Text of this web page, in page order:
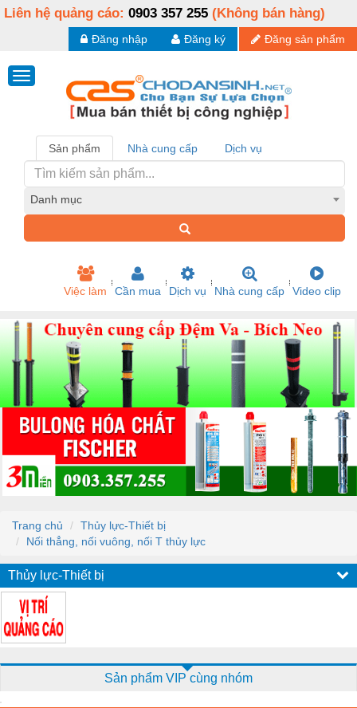
Liên hệ quảng cáo: 0903 357 255 (Không bán hàng)
Đăng sản phẩm
Đăng ký
Đăng nhập
Sản phẩm Nhà cung cấp Dịch vụ
Danh mục
Việc làm Cần mua Dịch vụ Nhà cung cấp Video clip
Trang chủ
Thủy lực-Thiết bị
Nối thẳng, nối vuông, nối T thủy lực
Thủy lực-Thiết bị
Sản phẩm VIP cùng nhóm